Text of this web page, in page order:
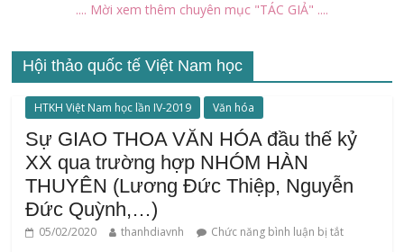
.... Mời xem thêm chuyên mục "TÁC GIẢ" ....
Hội thảo quốc tế Việt Nam học
HTKH Việt Nam học lần IV-2019 Văn hóa
Sự GIAO THOA VĂN HÓA đầu thế kỷ
XX qua trường hợp NHÓM HÀN
THUYÊN (Lương Đức Thiệp, Nguyễn
Đức Quỳnh,…)
05/02/2020 thanhdiavnh Chức năng bình luận bị tắt